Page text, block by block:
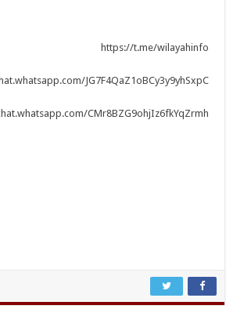
https://t.me/wilayahinfo
JG7F4QaZ1oBCy3y9yhSxpC
CMr8BZG9ohjIz6fkYqZrmh